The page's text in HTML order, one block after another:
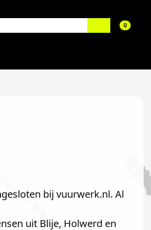
0aantal
bij vuurwerk.nl. Al
uit Blije, Holwerd en